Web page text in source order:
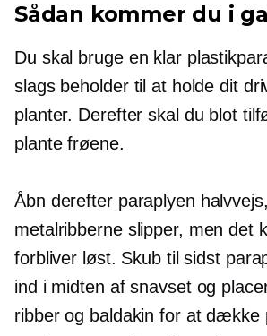
Sådan kommer du i
Du skal bruge en klar
slags beholder til at holde dit
planter. Derefter skal du blot
plante frøene.
Åbn derefter paraplyen
metalribberne slipper, men det
forbliver løst. Skub til sidst
ind i midten af ​​snavset og
ribber og baldakin for at dække